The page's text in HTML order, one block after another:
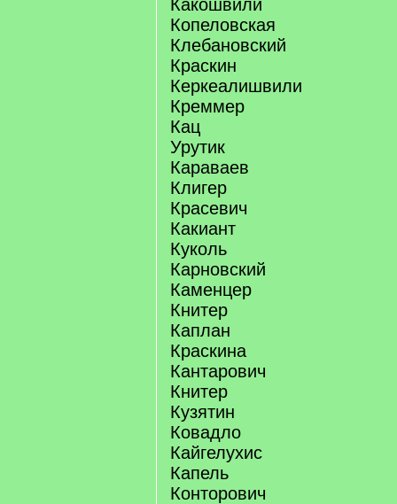
Какошвили
Копеловская
Клебановский
Краскин
Керкеалишвили
Креммер
Кац
Урутик
Караваев
Клигер
Красевич
Какиант
Куколь
Карновский
Каменцер
Книтер
Каплан
Краскина
Кантарович
Книтер
Кузятин
Ковадло
Кайгелухис
Капель
Конторович